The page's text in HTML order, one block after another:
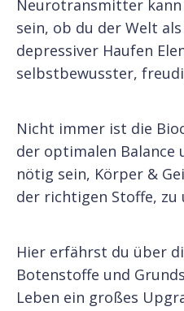
Neurotransmitter
sein, ob du der Welt
depressiver Haufen
selbstbewusster,
Nicht immer ist die
der optimalen Balance
nötig sein, Körper &
der richtigen Stoffe,
Hier erfährst du über
Botenstoffe und
Leben ein großes